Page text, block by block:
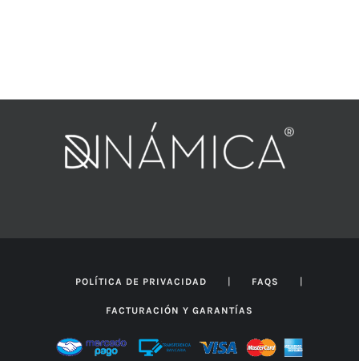
POLÍTICA DE PRIVACIDAD | FAQS |
FACTURACIÓN Y GARANTÍAS